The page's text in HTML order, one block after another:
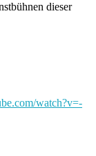
dieser
watch?v=-